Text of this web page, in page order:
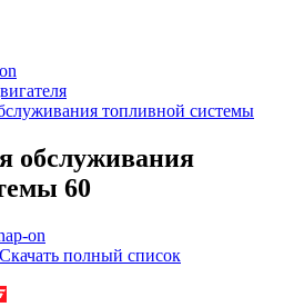
топливной системы
обслуживания
60
on
полный список